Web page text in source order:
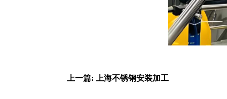
上一篇: 上海不锈钢安装加工